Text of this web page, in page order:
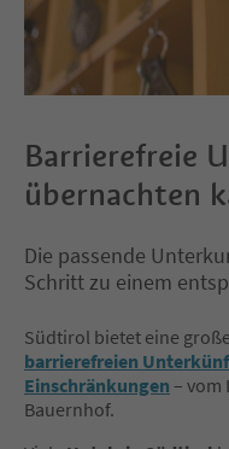
Barrierefreie
übernachten
Die passende
Schritt zu einem
Südtirol bietet eine
barrierefreien
Einschränkungen – vom
Bauernhof.